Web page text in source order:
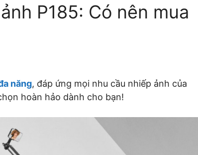
P185: Có nên mua
năng, đáp ứng mọi nhu cầu nhiếp ảnh của
hoàn hảo dành cho bạn!